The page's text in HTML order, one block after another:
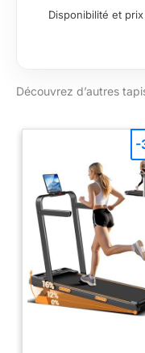
Disponibilité et
Découvrez d’autres
-